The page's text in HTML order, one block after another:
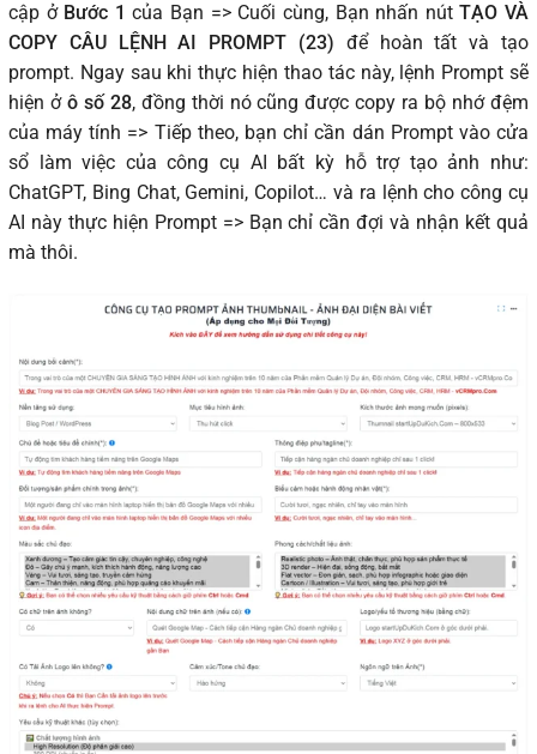
cập ở Bước 1 của Bạn => Cuối cùng, Bạn nhấn nútTẠO VÀ
COPY CÂU LỆNH AI PROMPT (23) để hoàn tất và tạo
prompt. Ngay sau khi thực hiện thao tác này, lệnh Prompt sẽ
hiện ở ô số 28, đồng thời nó cũng được copy ra bộ nhớ đệm
của máy tính => Tiếp theo, bạn chỉ cần dán Prompt vào cửa
sổ làm việc của công cụ AI bất kỳ hỗ trợ tạo ảnh như:
ChatGPT, Bing Chat, Gemini, Copilot… và ra lệnh cho công cụ
AI này thực hiện Prompt => Bạn chỉ cần đợi và nhận kết quả
mà thôi.